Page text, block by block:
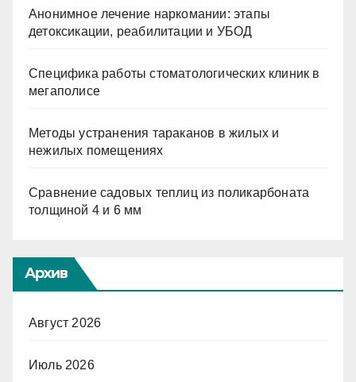
Анонимное лечение наркомании: этапы
детоксикации, реабилитации и УБОД
Специфика работы стоматологических клиник в
мегаполисе
Методы устранения тараканов в жилых и
нежилых помещениях
Сравнение садовых теплиц из поликарбоната
толщиной 4 и 6 мм
Архив
Август 2026
Июль 2026